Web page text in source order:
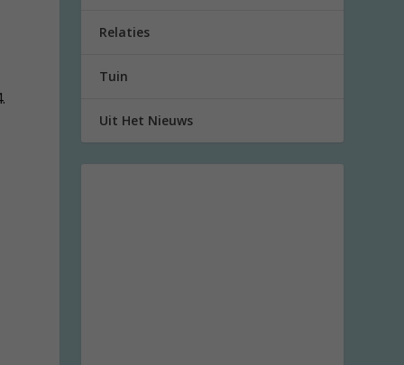
Relaties
Tuin
Uit Het Nieuws